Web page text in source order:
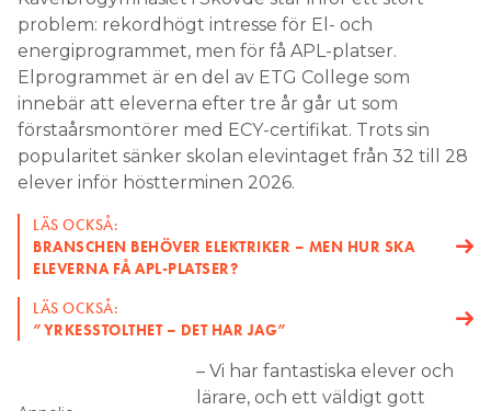
innebär att eleverna efter tre år går ut som
förstaårsmontörer med ECY-certifikat. Trots sin
popularitet sänker skolan elevintaget från 32 till 28
elever inför höstterminen 2026.
LÄS OCKSÅ:
BRANSCHEN BEHÖVER ELEKTRIKER – MEN HUR SKA
ELEVERNA FÅ APL-PLATSER?
LÄS OCKSÅ:
”YRKESSTOLTHET – DET HAR JAG”
Annelie
Samuelsson, rektor
– Vi har fantastiska elever och
rykte i branschen. Men lagen
kräver att vi ska kunna
garantera APL-platser, säger